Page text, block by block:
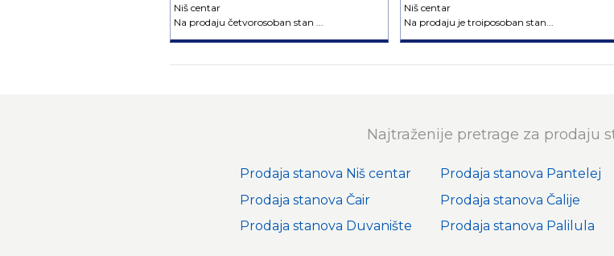
Niš centar
Na prodaju četvorosoban stan ...
Niš centar
Na prodaju je troiposoban stan...
Najtraženije pretrage za prodaju
Prodaja stanova Niš centar
Prodaja stanova Čair
Prodaja stanova Duvanište
Prodaja stanova Pantelej
Prodaja stanova Čalije
Prodaja stanova Palilula